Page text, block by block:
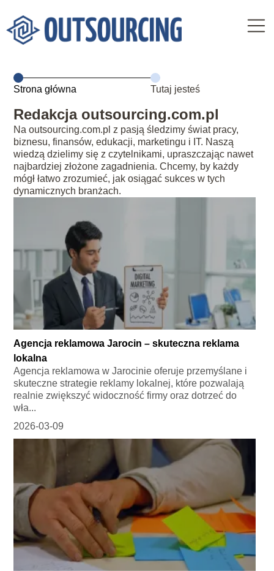
Strona główna Tutaj jesteś
Redakcja outsourcing.com.pl
Na outsourcing.com.pl z pasją śledzimy świat pracy,
biznesu, finansów, edukacji, marketingu i IT. Naszą
wiedzą dzielimy się z czytelnikami, upraszczając nawet
najbardziej złożone zagadnienia. Chcemy, by każdy
mógł łatwo zrozumieć, jak osiągać sukces w tych
dynamicznych branżach.
Agencja reklamowa Jarocin – skuteczna reklama
lokalna
Agencja reklamowa w Jarocinie oferuje przemyślane i
skuteczne strategie reklamy lokalnej, które pozwalają
realnie zwiększyć widoczność firmy oraz dotrzeć do
wła...
2026-03-09